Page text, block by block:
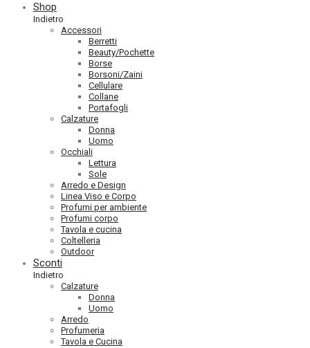
Shop
Indietro
Accessori
Berretti
Beauty/Pochette
Borse
Borsoni/Zaini
Cellulare
Collane
Portafogli
Calzature
Donna
Uomo
Occhiali
Lettura
Sole
Arredo e Design
Linea Viso e Corpo
Profumi per ambiente
Profumi corpo
Tavola e cucina
Coltelleria
Outdoor
Sconti
Indietro
Calzature
Donna
Uomo
Arredo
Profumeria
Tavola e Cucina